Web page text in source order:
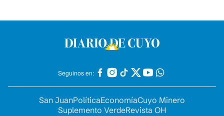
Seguinos en:
San JuanPolíticaEconomíaCuyo Minero
Suplemento VerdeRevista OH